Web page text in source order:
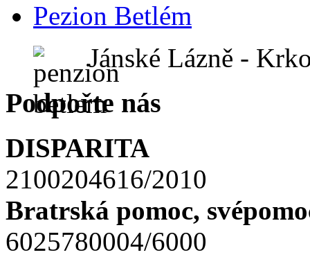
Pezion Betlém
Jánské Lázně -
Podpořte nás
DISPARITA
2100204616/2010
Bratrská pomoc,
6025780004/6000